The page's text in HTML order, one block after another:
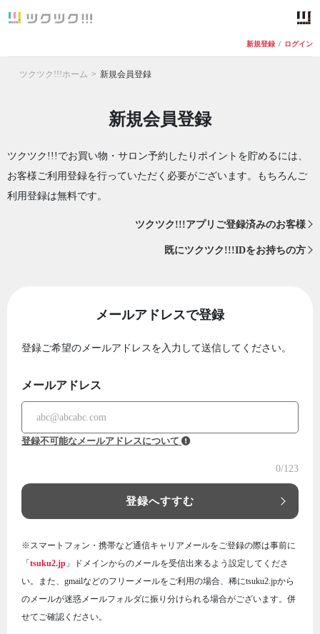
新規登録 / ログイン
ツクツク!!!ホーム 新規会員登録
新規会員登録
ツクツク!!!でお買い物・サロン予約したりポイントを貯めるには、
お客様ご利用登録を行っていただく必要がございます。もちろんご
利用登録は無料です。
ツクツク!!!アプリご登録済みのお客様
既にツクツク!!!IDをお持ちの方
メールアドレスで登録
登録ご希望のメールアドレスを入力して送信してください。
メールアドレス
登録不可能なメールアドレスについて
0/123
登録へすすむ
※スマートフォン・携帯など通信キャリアメールをご登録の際は事前に
「 tsuku2.jp 」ドメインからのメールを受信出来るよう設定してくださ
い。また、gmailなどのフリーメールをご利用の場合、稀にtsuku2.jpから
のメールが迷惑メールフォルダに振り分けられる場合がございます。併
せてご確認ください。